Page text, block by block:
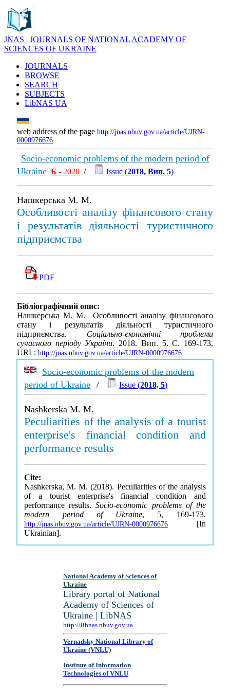
JNAS | JOURNALS OF NATIONAL ACADEMY OF
SCIENCES OF UKRAINE
JOURNALS
BROWSE
SEARCH
SUBJECTS
LibNAS UA
web address of the page http://jnas.nbuv.gov.ua/article/UJRN-
0000976676
Socio-economic problems of the modern period of
Ukraine Б - 2020 / Issue (2018, Вип. 5)
Нашкерська М. М.
Особливості аналізу фінансового стану
і результатів діяльності туристичного
підприємства
PDF
Бібліографічний опис:
Нашкерська М. М. Особливості аналізу фінансового
стану і результатів діяльності туристичного
підприємства. Соціально-економічні проблеми
сучасного періоду України. 2018. Вип. 5. С. 169-173.
URL: http://jnas.nbuv.gov.ua/article/UJRN-0000976676
Socio-economic problems of the modern
period of Ukraine / Issue (2018, 5)
Nashkerska M. M.
Peculiarities of the analysis of a tourist
enterprise's financial condition and
performance results
Cite:
Nashkerska, M. M. (2018). Peculiarities of the analysis
of a tourist enterprise's financial condition and
performance results.Socio-economic problems of the
modern period of Ukraine, 5, 169-173.
http://jnas.nbuv.gov.ua/article/UJRN-0000976676 [In
Ukrainian].
National Academy of Sciences of
Ukraine
Library portal of National
Academy of Sciences of
Ukraine | LibNAS
http://libnas.nbuv.gov.ua
Vernadsky National Library of
Ukraine (VNLU)
Institute of Information
Technologies of VNLU